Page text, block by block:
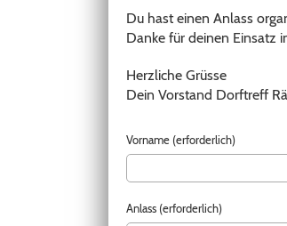
Du hast einen Anlass
Danke für deinen Einsatz
Herzliche Grüsse
Dein Vorstand Dorftreff
Vorname (erforderlich)
Anlass (erforderlich)